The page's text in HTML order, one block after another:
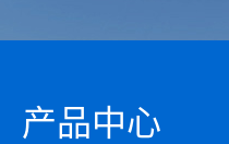
产品中心